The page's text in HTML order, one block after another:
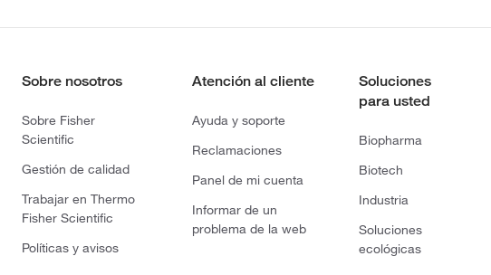
Sobre nosotros
Sobre Fisher
Scientific
Gestión de calidad
Trabajar en Thermo
Fisher Scientific
Políticas y avisos
Atención al cliente
Ayuda y soporte
Reclamaciones
Panel de mi cuenta
Informar de un
problema de la web
Soluciones
para usted
Biopharma
Biotech
Industria
Soluciones
ecológicas